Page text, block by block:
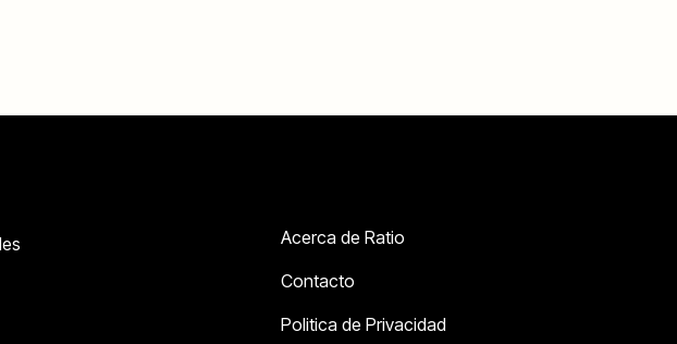
Acerca de Ratio
Contacto
Politica de Privacidad